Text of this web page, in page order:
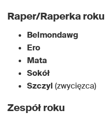
Raper/Raperka roku
Belmondawg
Ero
Mata
Sokół
Szczyl (zwycięzca)
Zespół roku